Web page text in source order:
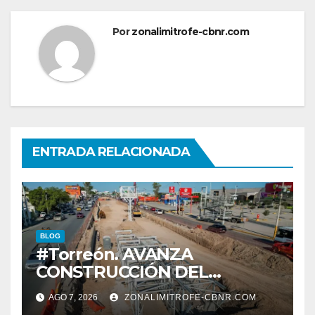
Porzonalimitrofe-cbnr.com
ENTRADA RELACIONADA
BLOG
#Torreón. AVANZA
CONSTRUCCIÓN DEL
SISTEMA VIAL ORIENTE,
SOBRE BULEVAR
AGO 7, 2026 ZONALIMITROFE-CBNR.COM